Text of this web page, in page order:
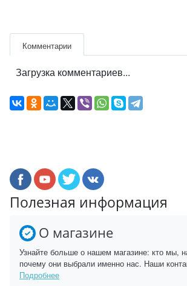
Комментарии
Загрузка комментариев...
Полезная информация
О магазине
Узнайте больше о нашем магазине: кто мы,
почему они выбрали именно нас. Наши
Подробнее